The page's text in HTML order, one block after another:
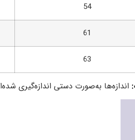
54
61
63
اندازه‌ها به‌صورت دستی اندازه‌گیری شده‌اند و ممکن است ۱ تا ۲